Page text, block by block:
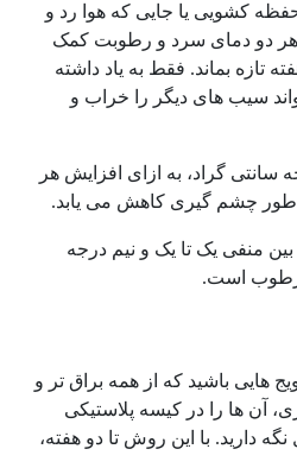
کشویی یا جایی که هوا رد و
هر دو دمای سرد و رطوبت کمک
تازه بماند. فقط به یاد داشته
سیب های دیگر را خراب و
سانتی گراد، به ازای افزایش هر
منفی یک تا یک و نیم درجه
است.
هایی باشید که از همه براق تر و
آن ها را در کیسه پلاستیکی
دارید. با این روش تا دو هفته،